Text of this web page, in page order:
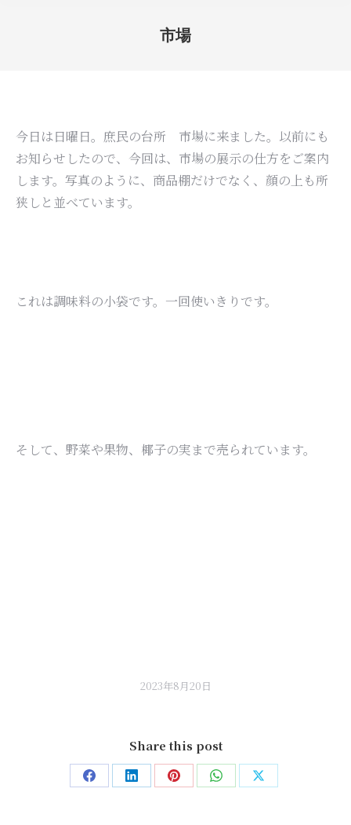
市場
今日は日曜日。庶民の台所 市場に来ました。以前にも
お知らせしたので、今回は、市場の展示の仕方をご案内
します。写真のように、商品棚だけでなく、顔の上も所
狭しと並べています。
これは調味料の小袋です。一回使いきりです。
そして、野菜や果物、椰子の実まで売られています。
2023年8月20日
Share this post
Share Share Share Share Share